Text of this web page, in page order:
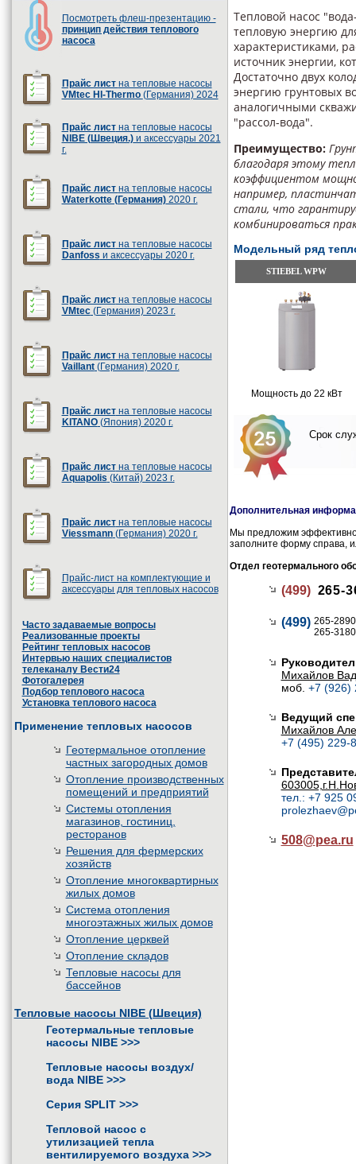
Посмотреть флеш-презентацию -
принцип действия теплового
насоса
Прайс лист на тепловые насосы
VMtec HI-Thermo (Германия) 2024
Прайс листна тепловые насосы
NIBE (Швеция.)и аксессуары 2021
г.
Прайс лист на тепловые насосы
Waterkotte (Германия)2020 г.
Прайс листна тепловые насосы
Danfoss и аксессуары 2020 г.
Прайс листна тепловые насосы
VMtec(Германия) 2023 г.
Прайс листна тепловые насосы
Vaillant(Германия) 2020 г.
Прайс листна тепловые насосы
KITANO(Япония) 2020 г.
Прайс листна тепловые насосы
Aquapolis (Китай) 2023 г.
Прайс листна тепловые насосы
Viessmann(Германия) 2020 г.
Прайс-лист на комплектующие и
аксессуары для тепловых насосов
Часто задаваемые вопросы
Реализованные проекты
Рейтинг тепловых насосов
Интервью наших специалистов
телеканалу Вести24
Фотогалерея
Подбор теплового насоса
Установка теплового насоса
Применение тепловых насосов
Геотермальное отопление
частных загородных домов
Отопление производственных
помещений и предприятий
Системы отопления
магазинов, гостиниц,
ресторанов
Решения для фермерских
хозяйств
Отопление многоквартирных
жилых домов
Система отопления
многоэтажных жилых домов
Отопление церквей
Отопление складов
Тепловые насосы для
бассейнов
Тепловые насосы NIBE (Швеция)
Геотермальные тепловые
насосы NIBE >>>
Тепловые насосы воздух/
вода NIBE >>>
Серия SPLIT >>>
Тепловой насос с
утилизацией тепла
вентилируемого воздуха >>>
Тепловой насос
тепловую энергию
характеристиками,
источник энергии,
Достаточно двух
энергию грунтовых
аналогичными
"рассол-вода".
Преимущество:
благодаря этому
коэффициентом
например,
стали, что
комбинироваться
Модельный ряд
STIEBEL WPW
Мощность до 22 кВт
Срок
Дополнительная
Мы предложим
заполните форму справа,
Отдел геотермального
(499) 265-
(499) 265-2890
265-
Михайлов
моб. +7 (926)
Ведущий
Михайлов
+7 (495) 229-
тел.: +7 925
508@pea.ru